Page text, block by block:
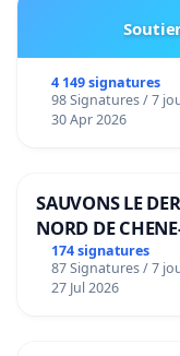
4 149 signatures
98 Signatures / 7
30 Apr 2026
SAUVONS LE
NORD DE
174 signatures
87 Signatures / 7
27 Jul 2026